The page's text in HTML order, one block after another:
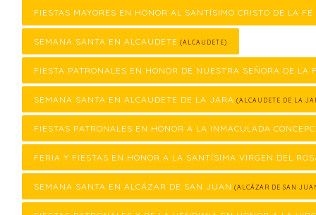
FIESTAS MAYORES EN HONOR AL SANTÍSIMO CRISTO DE LA FE
SEMANA SANTA EN ALCAUDETE (ALCAUDETE)
FIESTA PATRONALES EN HONOR DE NUESTRA SEÑORA DE LA
SEMANA SANTA EN ALCAUDETE DE LA JARA (ALCAUDETE DE LA
FIESTAS PATRONALES EN HONOR A LA INMACULADA
FERIA Y FIESTAS EN HONOR A LA SANTÍSIMA VIRGEN DEL
SEMANA SANTA EN ALCÁZAR DE SAN JUAN (ALCÁZAR DE SAN